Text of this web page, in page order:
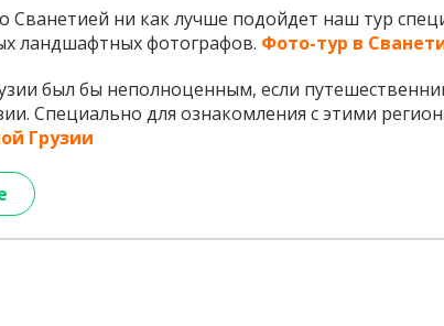
Сванетией ни как лучше подойдет наш тур
ландшафтных фотографов. Фото-тур в
был бы неполноценным, если
Специально для ознакомления с этими
Грузии